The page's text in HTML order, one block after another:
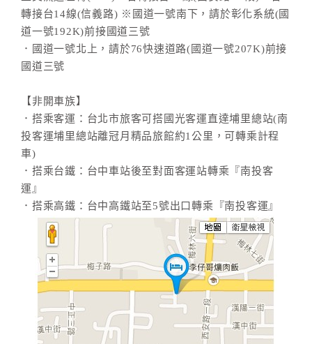
轉接台14線(信義路) ※國道一號南下，請於彰化系統(國
道一號192K)前接國道三號
．國道一號北上，請於76快速道路(國道一號207K)前接
國道三號
【非開車族】
．搭乘客運：台北市旅客可搭國光客運直達埔里總站(南
投客運埔里總站離冠月精品旅館約1公里，可轉乘計程
車)
．搭乘台鐵：台中車站後至對面客運站轉乘『南投客
運』
．搭乘高鐵：台中高鐵站至5號出口轉乘『南投客運』